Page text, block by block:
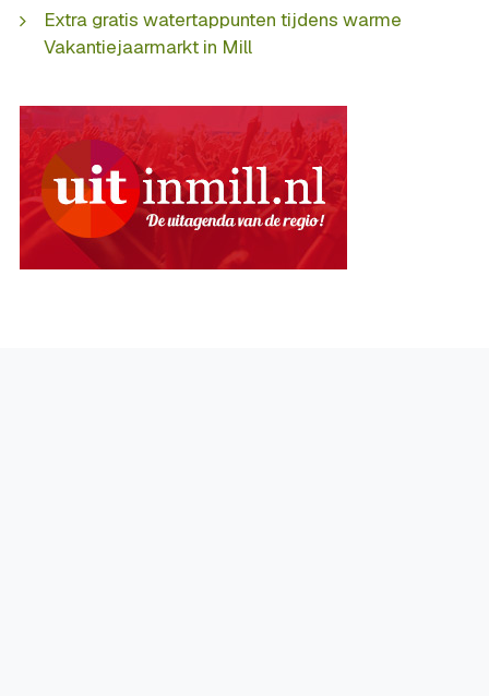
Extra gratis watertappunten tijdens warme
Vakantiejaarmarkt in Mill